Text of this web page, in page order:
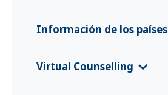
Leaflet (English)
Información de los países
Virtual Counselling